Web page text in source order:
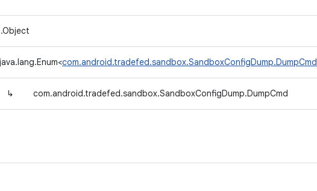
java.lang.Enum<com.android.tradefed.sandbox.SandboxConfigDump.DumpCmd
↳ com.android.tradefed.sandbox.SandboxConfigDump.DumpCmd